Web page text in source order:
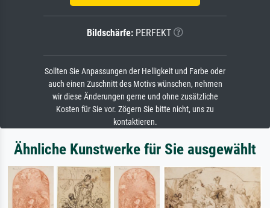
Bildschärfe: PERFEKT
Sollten Sie Anpassungen der Helligkeit und Farbe oder
auch einen Zuschnitt des Motivs wünschen, nehmen
wir diese Änderungen gerne und ohne zusätzliche
Kosten für Sie vor. Zögern Sie bitte nicht, uns zu
kontaktieren.
Ähnliche Kunstwerke für Sie ausgewählt